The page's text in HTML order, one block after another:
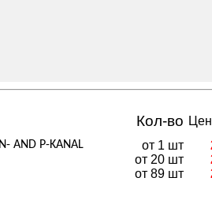
AND P-KANAL
Кол-во
от 1 шт
от 20 шт
от 89 шт